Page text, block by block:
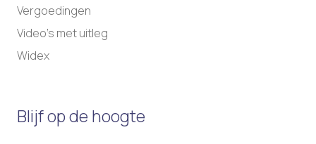
Vergoedingen
Video’s met uitleg
Widex
Blijf op de hoogte